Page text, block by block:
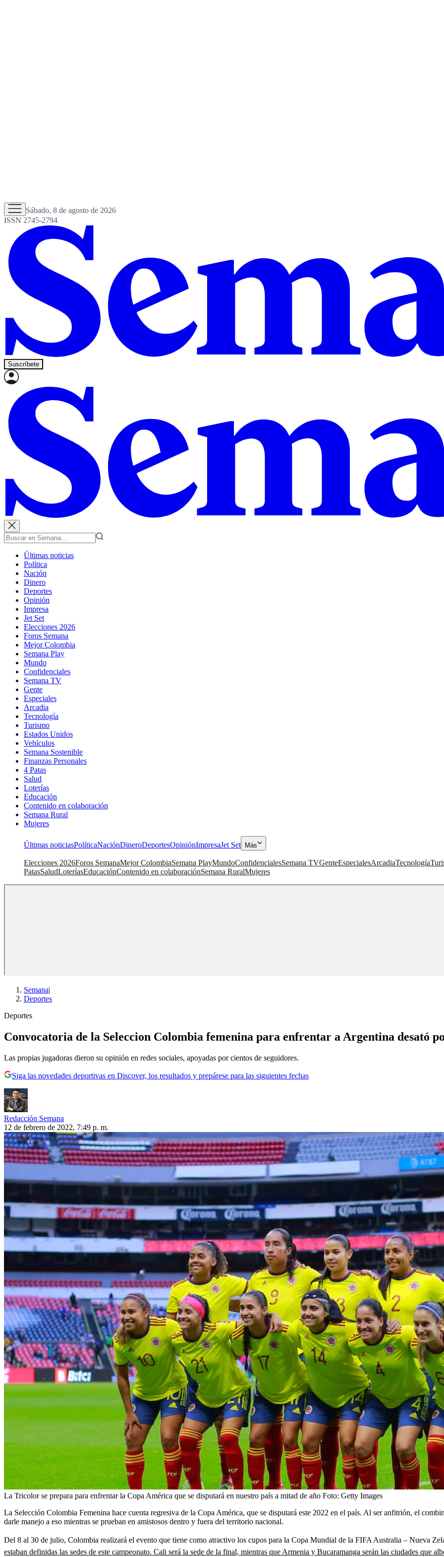
Sábado, 8 de agosto de 2026
ISSN 2745-2794
Suscríbete
Últimas noticias
Política
Nación
Dinero
Deportes
Opinión
Impresa
Jet Set
Elecciones 2026
Foros Semana
Mejor Colombia
Semana Play
Mundo
Confidenciales
Semana TV
Gente
Especiales
Arcadia
Tecnología
Turismo
Estados Unidos
Vehículos
Semana Sostenible
Finanzas Personales
4 Patas
Salud
Loterías
Educación
Contenido en colaboración
Semana Rural
Mujeres
Últimas noticiasPolíticaNaciónDineroDeportesOpiniónImpresaJet Set Más
Elecciones 2026Foros SemanaMejor ColombiaSemana PlayMundoConfidencialesSemana TVGenteEspecialesArcadiaTecnología
PatasSaludLoteríasEducaciónContenido en colaboraciónSemana RuralMujeres
Semana|
Deportes
Deportes
Convocatoria de la Seleccion Colombia femenina para enfrentar a Argentina desató
Las propias jugadoras dieron su opinión en redes sociales, apoyadas por cientos de seguidores.
Siga las novedades deportivas en Discover, los resultados y prepárese para las siguientes fechas
Redacción Semana
12 de febrero de 2022, 7:49 p. m.
La Tricolor se prepara para enfrentar la Copa América que se disputará en nuestro país a mitad de año Foto: Getty Images
La Selección Colombia Femenina hace cuenta regresiva de la Copa América, que se disputará este 2022 en el país. Al ser anfitrión, el
darle manejo a eso mientras se prueban en amistosos dentro y fuera del territorio nacional.
Del 8 al 30 de julio, Colombia realizará el evento que tiene como atractivo los cupos para la Copa Mundial de la FIFA Australia – Nueva
estaban definidas las sedes de este campeonato. Cali será la sede de la final, mientras que Armenia y Bucaramanga serán las ciudades que